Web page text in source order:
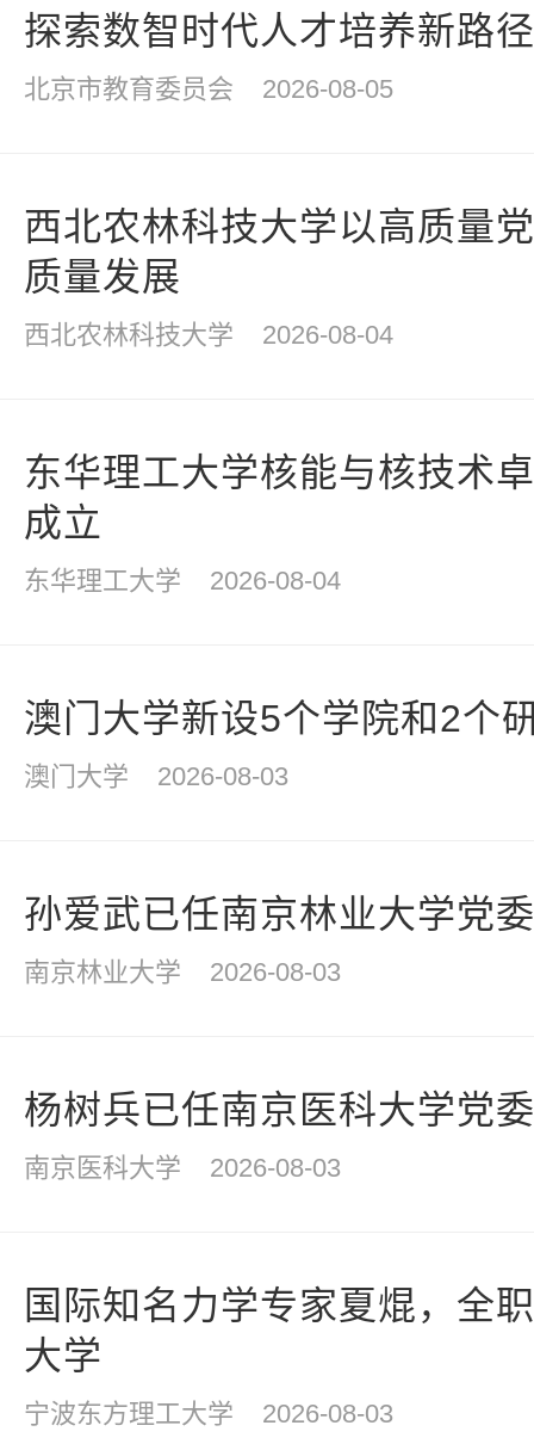
探索数智时代人才培养新路径
北京市教育委员会 2026-08-05
西北农林科技大学以高质量
质量发展
西北农林科技大学 2026-08-04
东华理工大学核能与核技术
成立
东华理工大学 2026-08-04
澳门大学新设5个学院和2个
澳门大学 2026-08-03
孙爱武已任南京林业大学党
南京林业大学 2026-08-03
杨树兵已任南京医科大学党
南京医科大学 2026-08-03
国际知名力学专家夏焜，全
大学
宁波东方理工大学 2026-08-03